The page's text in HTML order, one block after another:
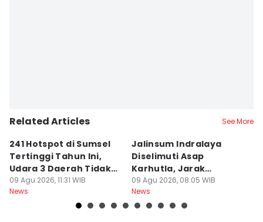
Related Articles See More
241 Hotspot di Sumsel
Tertinggi Tahun Ini,
Udara 3 Daerah Tidak
Sehat
09 Agu 2026, 11:31 WIB
News
Jalinsum Indralaya
Diselimuti Asap
Karhutla, Jarak
Pandang 30 Meter
09 Agu 2026, 08:05 WIB
News